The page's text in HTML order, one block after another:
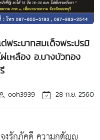
พระบาทสมเด็จพระปรมิ
เหลือง อ.บางบัวทอง
ooh3939 28 ก.ย. 2560